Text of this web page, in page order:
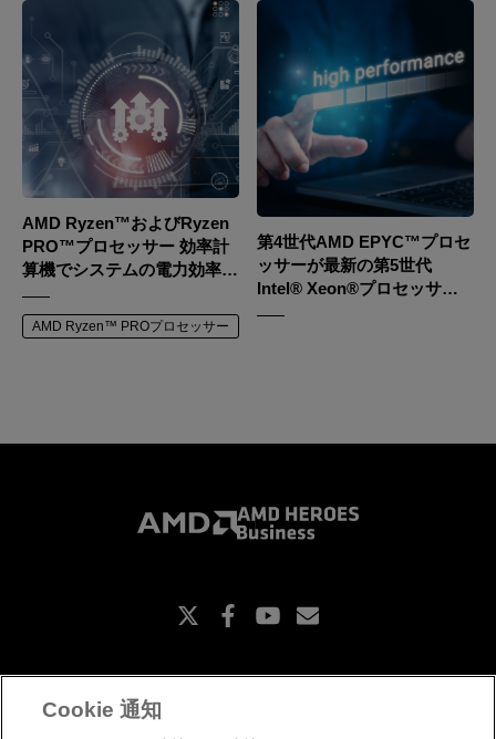
AMD Ryzen™およびRyzen
PRO™プロセッサー 効率計
算機でシステムの電力効率を
探る
AMD Ryzen™ PROプロセッサー
第4世代AMD EPYC™プロセ
ッサーが最新の第5世代
Intel® Xeon®プロセッサー
を凌駕する
Facebook
Youtube
Cookie 通知